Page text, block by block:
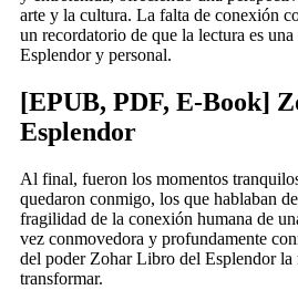
arte y la cultura. La falta de conexión
un recordatorio de que la lectura es
Esplendor y personal.
[EPUB, PDF, E-Book]
Esplendor
Al final, fueron los momentos
quedaron conmigo, los que hablaban
fragilidad de la conexión humana de
vez conmovedora y profundamente
del poder Zohar Libro del Esplendor la
transformar.